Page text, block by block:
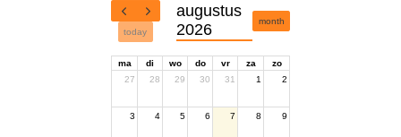
today
augustus
2026
month
ma di wo do vr za
zo
27
28 29 30 31 1 2
3 4 5 6 7 8 9